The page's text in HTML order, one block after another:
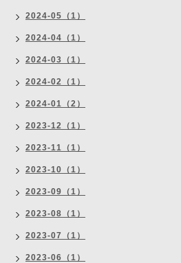
2024-05（1）
2024-04（1）
2024-03（1）
2024-02（1）
2024-01（2）
2023-12（1）
2023-11（1）
2023-10（1）
2023-09（1）
2023-08（1）
2023-07（1）
2023-06（1）